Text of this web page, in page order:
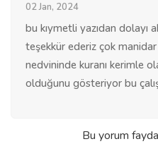
02 Jan, 2024
bu kıymetli yazıdan dolayı
teşekkür ederiz çok manidar
nedvininde kuranı kerimle
olduğunu gösteriyor bu
Bu yorum